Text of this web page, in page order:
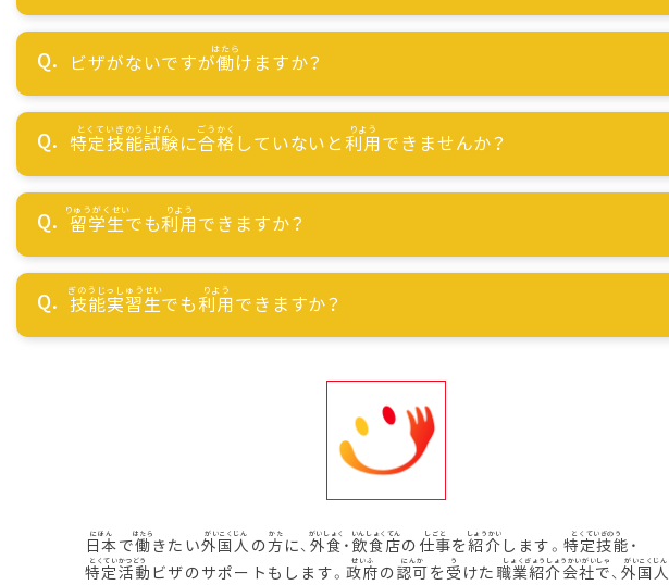
ビザがないですが働けますか？
特定技能試験に合格 していないと利用できませんか？
留学生でも利用できますか？
技能実習生でも利用できますか？
日本で働きたい外国人 の方に、 外食 ・ 飲食店の 仕事を紹介 します。 特定技能 ・
特定活動 ビザのサポートもします。政府の 認可を受 けた 職業紹介会社で、 外国人